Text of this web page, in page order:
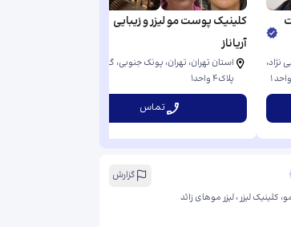
نژاد،
بن بست لعل، ساختمان باراد، ​پلاک 17، واحد ۱
کلینیک پوست مو لیزر و زیبایی
آریاناز
استان تهران، تهران، پونک جنوبی، گلزار سوم، ​
پلاک۴ واحد۱
تماس
گزارش
لیزر موهای زائد